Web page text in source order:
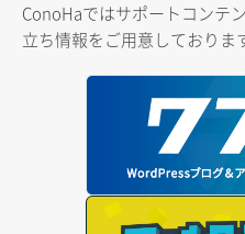
ConoHaではサポートコンテ
立ち情報をご用意しておりま